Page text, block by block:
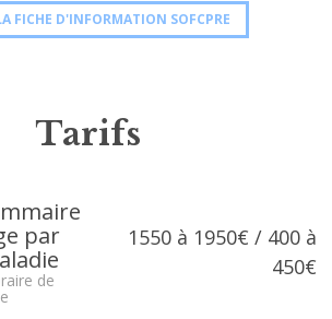
FICHE D'INFORMATION SOFCPRE
Tarifs
par
de
1550 à 1950€ / 400 à
450€